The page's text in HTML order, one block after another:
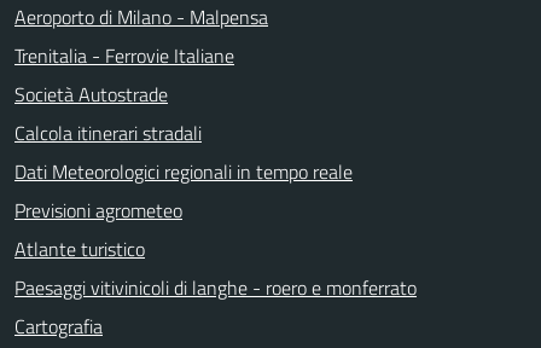
Aeroporto di Milano - Malpensa
Trenitalia - Ferrovie Italiane
Società Autostrade
Calcola itinerari stradali
Dati Meteorologici regionali in tempo reale
Previsioni agrometeo
Atlante turistico
Paesaggi vitivinicoli di langhe - roero e monferrato
Cartografia